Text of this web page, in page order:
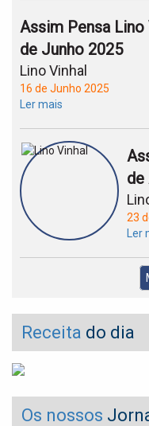
Assim Pensa
de Junho 2025
Lino Vinhal
16 de Junho 2025
Ler mais
de
23
Ler
Receita do dia
Os nossos